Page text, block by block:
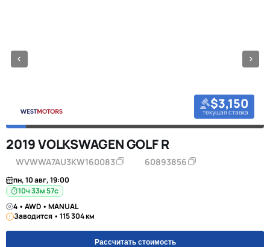
$3,150
текущая ставка
2019 VOLKSWAGEN GOLF R
WVWWA7AU3KW160083 60893856
пн, 10 авг, 19:00
10ч 33м 57с
4 • AWD • MANUAL
Заводится • 115 304 км
Рассчитать стоимость